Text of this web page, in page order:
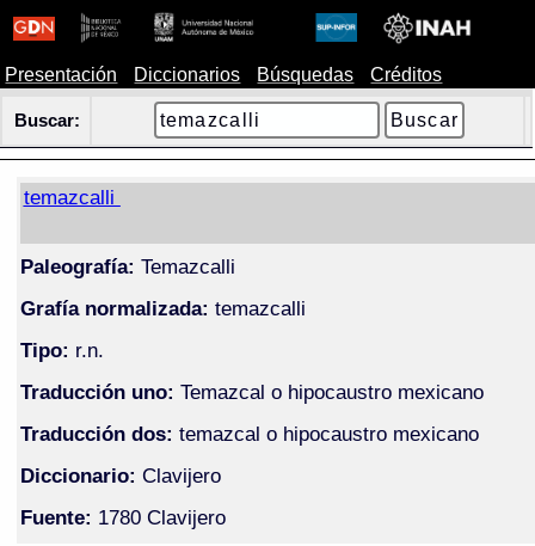
Presentación Diccionarios Búsquedas Créditos
Buscar:
temazcalli
Paleografía: Temazcalli
Grafía normalizada: temazcalli
Tipo: r.n.
Traducción uno: Temazcal o hipocaustro mexicano
Traducción dos: temazcal o hipocaustro mexicano
Diccionario: Clavijero
Fuente: 1780 Clavijero